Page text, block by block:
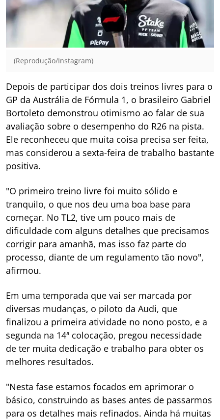
(Reprodução/Instagram)
Depois de participar dos dois treinos livres para o
GP da Austrália de Fórmula 1, o brasileiro Gabriel
Bortoleto demonstrou otimismo ao falar de sua
avaliação sobre o desempenho do R26 na pista.
Ele reconheceu que muita coisa precisa ser feita,
mas considerou a sexta-feira de trabalho bastante
positiva.
"O primeiro treino livre foi muito sólido e
tranquilo, o que nos deu uma boa base para
começar. No TL2, tive um pouco mais de
dificuldade com alguns detalhes que precisamos
corrigir para amanhã, mas isso faz parte do
processo, diante de um regulamento tão novo",
afirmou.
Em uma temporada que vai ser marcada por
diversas mudanças, o piloto da Audi, que
finalizou a primeira atividade no nono posto, e a
segunda na 14ª colocação, pregou necessidade
de ter muita dedicação e trabalho para obter os
melhores resultados.
"Nesta fase estamos focados em aprimorar o
básico, construindo as bases antes de passarmos
para os detalhes mais refinados. Ainda há muitas